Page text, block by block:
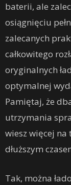
baterii, ale
osiągnięciu
zalecanych
całkowitego
oryginalnych
optymalnej
Pamiętaj, że
utrzymania
wiesz więcej na
dłuższym
Tak, można